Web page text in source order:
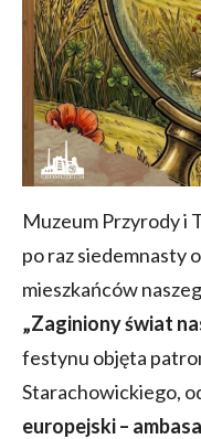
Muzeum Przyrody i
po raz siedemnasty
mieszkańców
„Zaginiony świat
festynu objęta
Starachowickiego,
europejski –